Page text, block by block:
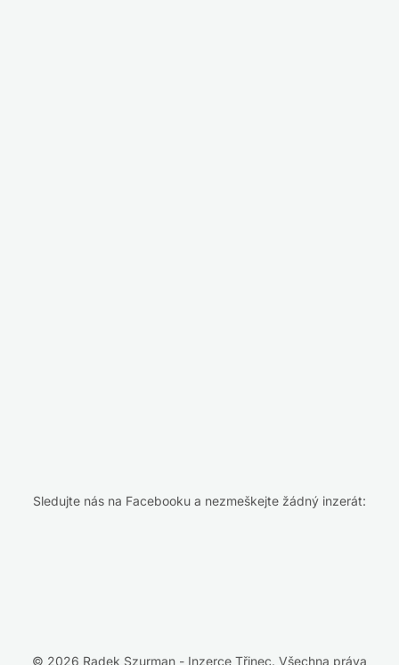
Sledujte nás na Facebooku a nezmeškejte žádný inzerát:
© 2026 Radek Szurman - Inzerce Třinec. Všechna práva